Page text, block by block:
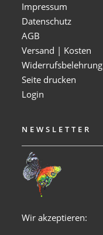
Impressum
Datenschutz
AGB
Versand | Kosten
Widerrufsbelehrung
Seite drucken
Login
NEWSLETTER
Wir akzeptieren: